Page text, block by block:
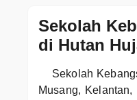
Sekolah
di Hutan
Sekolah
Musang,